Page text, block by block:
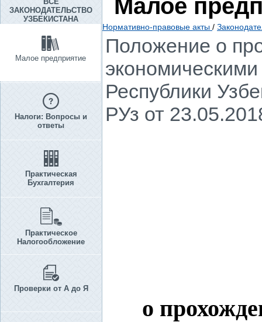
ЗАКОНОДАТЕЛЬСТВО
УЗБЕКИСТАНА
Малое предприятие
Налоги: Вопросы и
ответы
Практическая
Бухгалтерия
Практическое
Налогообложение
Проверки от А до Я
Малое
Нормативно-правовые акты /
Положение о
Республики
РУз от
о